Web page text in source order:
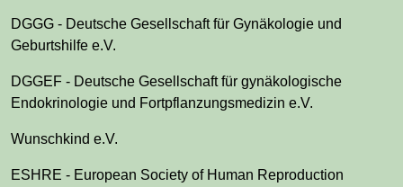
DGGG - Deutsche Gesellschaft für Gynäkologie und
Geburtshilfe e.V.
DGGEF - Deutsche Gesellschaft für gynäkologische
Endokrinologie und Fortpflanzungsmedizin e.V.
Wunschkind e.V.
ESHRE - European Society of Human Reproduction